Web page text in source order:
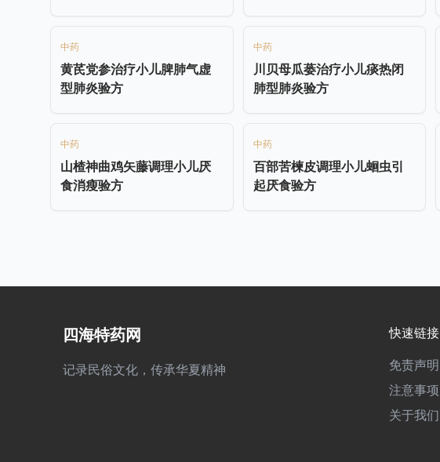
中药
黄芪党参治疗小儿脾肺气虚
型肺炎验方
中药
川贝母瓜蒌治疗小儿痰热闭
肺型肺炎验方
中药
山楂神曲鸡矢藤调理小儿厌
食消瘦验方
中药
百部苦楝皮调理小儿蛔虫引
起厌食验方
四海特药网
记录民俗文化，传承华夏精神
快速链接
免责声明
注意事项
关于我们